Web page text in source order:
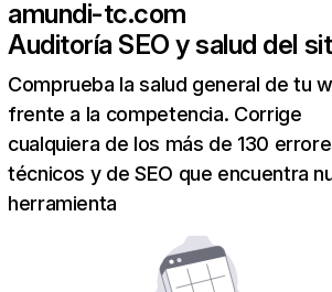
amundi-tc.com
Auditoría SEO y salud del
Comprueba la salud general de tu
frente a la competencia. Corrige
cualquiera de los más de 130
técnicos y de SEO que encuentra
herramienta